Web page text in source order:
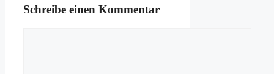
Schreibe einen Kommentar